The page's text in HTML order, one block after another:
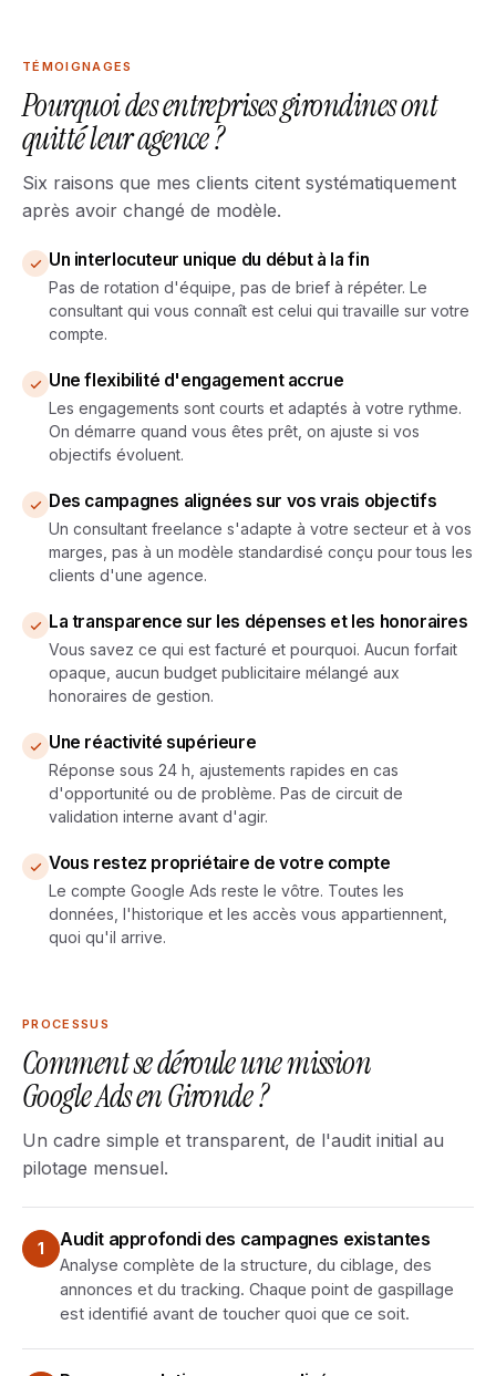
TÉMOIGNAGES
Pourquoi des entreprises girondines ont
quitté leur agence ?
Six raisons que mes clients citent systématiquement
après avoir changé de modèle.
Un interlocuteur unique du début à la fin
Pas de rotation d'équipe, pas de brief à répéter. Le
consultant qui vous connaît est celui qui travaille sur votre
compte.
Une flexibilité d'engagement accrue
Les engagements sont courts et adaptés à votre rythme.
On démarre quand vous êtes prêt, on ajuste si vos
objectifs évoluent.
Des campagnes alignées sur vos vrais objectifs
Un consultant freelance s'adapte à votre secteur et à vos
marges, pas à un modèle standardisé conçu pour tous les
clients d'une agence.
La transparence sur les dépenses et les honoraires
Vous savez ce qui est facturé et pourquoi. Aucun forfait
opaque, aucun budget publicitaire mélangé aux
honoraires de gestion.
Une réactivité supérieure
Réponse sous 24 h, ajustements rapides en cas
d'opportunité ou de problème. Pas de circuit de
validation interne avant d'agir.
Vous restez propriétaire de votre compte
Le compte Google Ads reste le vôtre. Toutes les
données, l'historique et les accès vous appartiennent,
quoi qu'il arrive.
PROCESSUS
Comment se déroule une mission
Google Ads en Gironde ?
Un cadre simple et transparent, de l'audit initial au
pilotage mensuel.
1 Audit approfondi des campagnes existantes
Analyse complète de la structure, du ciblage, des
annonces et du tracking. Chaque point de gaspillage
est identifié avant de toucher quoi que ce soit.